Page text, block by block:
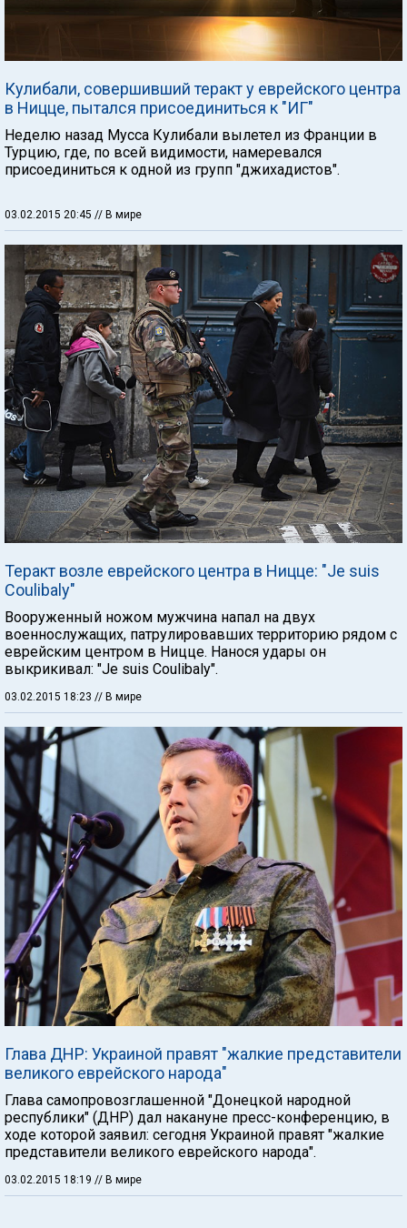
Кулибали, совершивший теракт у еврейского центра
в Ницце, пытался присоединиться к "ИГ"
Неделю назад Мусса Кулибали вылетел из Франции в
Турцию, где, по всей видимости, намеревался
присоединиться к одной из групп "джихадистов".
03.02.2015 20:45 // В мире
Теракт возле еврейского центра в Ницце: "Je suis
Coulibaly"
Вооруженный ножом мужчина напал на двух
военнослужащих, патрулировавших территорию рядом с
еврейским центром в Ницце. Нанося удары он
выкрикивал: "Je suis Coulibaly".
03.02.2015 18:23 // В мире
Глава ДНР: Украиной правят "жалкие представители
великого еврейского народа"
Глава самопровозглашенной "Донецкой народной
республики" (ДНР) дал накануне пресс-конференцию, в
ходе которой заявил: сегодня Украиной правят "жалкие
представители великого еврейского народа".
03.02.2015 18:19 // В мире